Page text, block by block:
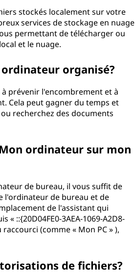
stockés localement sur votre
services de stockage en nuage
permettant de télécharger ou
et le nuage.
organisé?
prévenir l'encombrement et à
Cela peut gagner du temps et
recherchez des documents
ordinateur sur mon
de bureau, il vous suffit de
l'ordinateur de bureau et de
de l'assistant qui
::{20D04FE0-3AEA-1069-A2D8-
(comme « Mon PC » ),
de fichiers?